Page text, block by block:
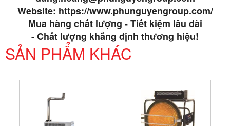
Website: https://www.phunguyengroup.com/
Mua hàng chất lượng - Tiết kiệm lâu dài
- Chất lượng khẳng định thương hiệu!
SẢN PHẨM KHÁC